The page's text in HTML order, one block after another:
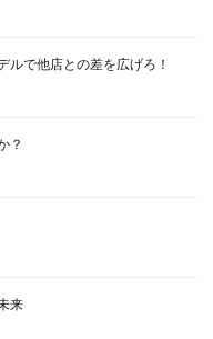
ルで他店との差を広げろ！
？
来